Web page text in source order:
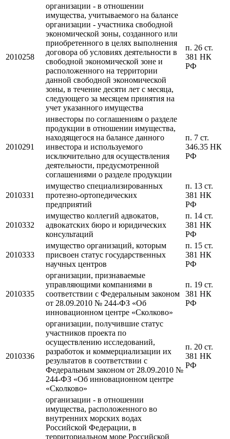
2010258
организации - в отношении
имущества, учитываемого на балансе
организации - участника свободной
экономической зоны, созданного или
приобретенного в целях выполнения
договора об условиях деятельности в
свободной экономической зоне и
расположенного на территории
данной свободной экономической
зоны, в течение десяти лет с месяца,
следующего за месяцем принятия на
учет указанного имущества
п. 26 ст.
381 НК
РФ
2010291
инвесторы по соглашениям о разделе
продукции в отношении имущества,
находящегося на балансе данного
инвестора и используемого
исключительно для осуществления
деятельности, предусмотренной
соглашениями о разделе продукции
п. 7 ст.
346.35 НК
РФ
2010331
имущество специализированных
протезно-ортопедических
предприятий
п. 13 ст.
381 НК
РФ
2010332
имущество коллегий адвокатов,
адвокатских бюро и юридических
консультаций
п. 14 ст.
381 НК
РФ
2010333
имущество организаций, которым
присвоен статус государственных
научных центров
п. 15 ст.
381 НК
РФ
2010335
организации, признаваемые
управляющими компаниями в
соответствии с Федеральным законом
от 28.09.2010 № 244-ФЗ «Об
инновационном центре «Сколково»
п. 19 ст.
381 НК
РФ
2010336
организации, получившие статус
участников проекта по
осуществлению исследований,
разработок и коммерциализации их
результатов в соответствии с
Федеральным законом от 28.09.2010 №
244-ФЗ «Об инновационном центре
«Сколково»
п. 20 ст.
381 НК
РФ
организации - в отношении
имущества, расположенного во
внутренних морских водах
Российской Федерации, в
территориальном море Российской